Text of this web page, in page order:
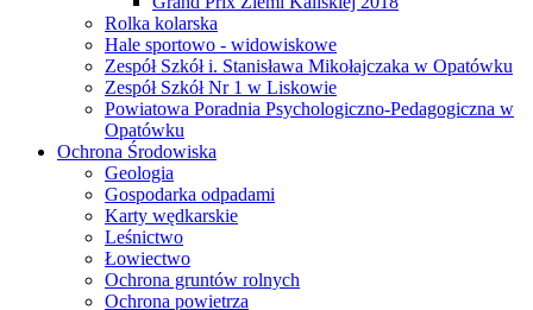
Rolka kolarska
Hale sportowo - widowiskowe
Zespół Szkół i. Stanisława Mikołajczaka w Opatówku
Zespół Szkół Nr 1 w Liskowie
Powiatowa Poradnia Psychologiczno-Pedagogiczna w
Opatówku
Ochrona Środowiska
Geologia
Gospodarka odpadami
Karty wędkarskie
Leśnictwo
Łowiectwo
Ochrona gruntów rolnych
Ochrona powietrza